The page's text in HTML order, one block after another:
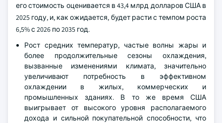
его стоимость оценивается в 43,4 млрд долларов США в
2025 году, и, как ожидается, будет расти с темпом роста
6,5% с 2026 по 2035 год.
Рост средних температур, частые волны жары и
более продолжительные сезоны охлаждения,
вызванные изменениями климата, значительно
увеличивают потребность в эффективном
охлаждении в жилых, коммерческих и
промышленных зданиях. В то же время США
выигрывает от высокого уровня располагаемого
дохода и сильной покупательной способности, что